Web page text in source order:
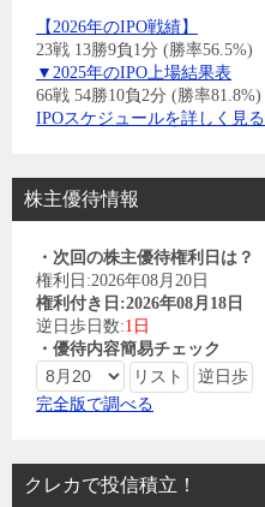
【2026年のIPO戦績】
23戦 13勝9負1分 (勝率56.5%)
▼2025年のIPO上場結果表
66戦 54勝10負2分 (勝率81.8%)
IPOスケジュールを詳しく見る
株主優待情報
・次回の株主優待権利日は？
権利日:2026年08月20日
権利付き日:2026年08月18日
逆日歩日数:1日
・優待内容簡易チェック
完全版で調べる
クレカで投信積立！